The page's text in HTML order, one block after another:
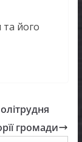
його
громади